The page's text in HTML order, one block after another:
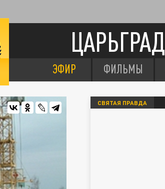
ЦАРЬГРАД
ЭФИР ФИЛЬМЫ
СВЯТАЯ ПРАВДА